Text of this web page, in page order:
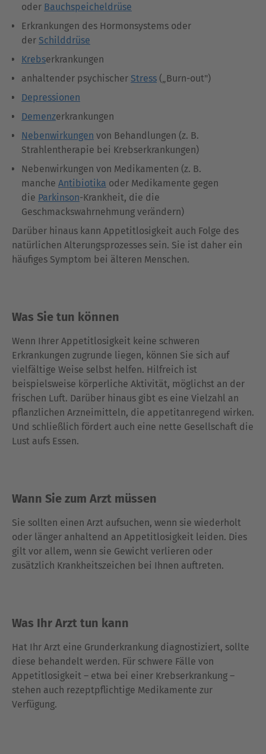
oder Bauchspeicheldrüse
Erkrankungen des Hormonsystems oder
der Schilddrüse
Krebserkrankungen
anhaltender psychischer Stress („Burn-out")
Depressionen
Demenzerkrankungen
Nebenwirkungen von Behandlungen (z. B.
Strahlentherapie bei Krebserkrankungen)
Nebenwirkungen von Medikamenten (z. B.
manche Antibiotika oder Medikamente gegen
die Parkinson-Krankheit, die die
Geschmackswahrnehmung verändern)
Darüber hinaus kann Appetitlosigkeit auch Folge des
natürlichen Alterungsprozesses sein. Sie ist daher ein
häufiges Symptom bei älteren Menschen.
Was Sie tun können
Wenn Ihrer Appetitlosigkeit keine schweren
Erkrankungen zugrunde liegen, können Sie sich auf
vielfältige Weise selbst helfen. Hilfreich ist
beispielsweise körperliche Aktivität, möglichst an der
frischen Luft. Darüber hinaus gibt es eine Vielzahl an
pflanzlichen Arzneimitteln, die appetitanregend wirken.
Und schließlich fördert auch eine nette Gesellschaft die
Lust aufs Essen.
Wann Sie zum Arzt müssen
Sie sollten einen Arzt aufsuchen, wenn sie wiederholt
oder länger anhaltend an Appetitlosigkeit leiden. Dies
gilt vor allem, wenn sie Gewicht verlieren oder
zusätzlich Krankheitszeichen bei Ihnen auftreten.
Was Ihr Arzt tun kann
Hat Ihr Arzt eine Grunderkrankung diagnostiziert, sollte
diese behandelt werden. Für schwere Fälle von
Appetitlosigkeit – etwa bei einer Krebserkrankung –
stehen auch rezeptpflichtige Medikamente zur
Verfügung.